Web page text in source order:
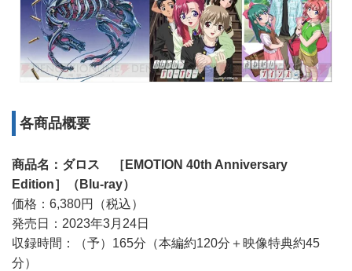
各商品概要
商品名：ダロス ［EMOTION 40th Anniversary
Edition］（Blu-ray）
価格：6,380円（税込）
発売日：2023年3月24日
収録時間：（予）165分（本編約120分＋映像特典約45
分）